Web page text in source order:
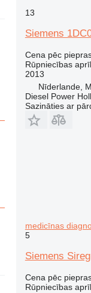
13
Siemens
Cena pēc
Rūpniecības
2013
Nīderlande,
Diesel Power
Sazināties ar
medicīnas
5
Siemens
Cena pēc
Rūpniecības